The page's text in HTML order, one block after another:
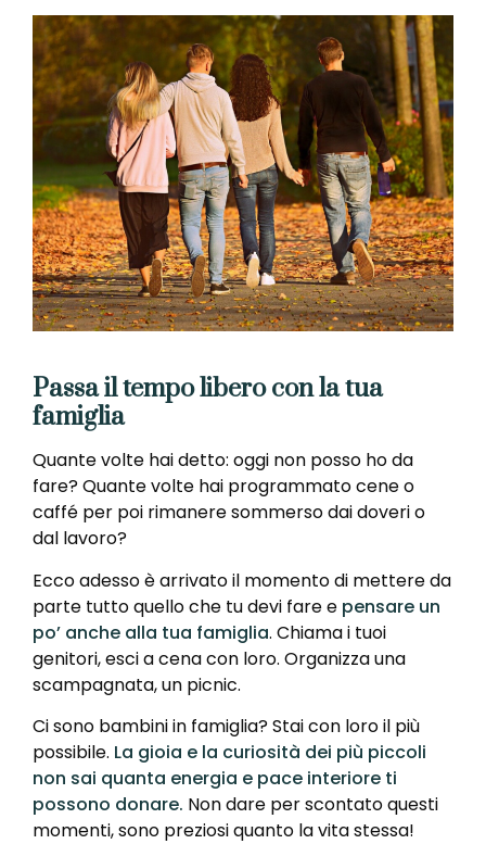
Passa il tempo libero con la tua
famiglia
Quante volte hai detto: oggi non posso ho da
fare? Quante volte hai programmato cene o
caffé per poi rimanere sommerso dai doveri o
dal lavoro?
Ecco adesso è arrivato il momento di mettere da
parte tutto quello che tu devi fare e pensare un
po’ anche alla tua famiglia. Chiama i tuoi
genitori, esci a cena con loro. Organizza una
scampagnata, un picnic.
Ci sono bambini in famiglia? Stai con loro il più
possibile. La gioia e la curiosità dei più piccoli
non sai quanta energia e pace interiore ti
possono donare. Non dare per scontato questi
momenti, sono preziosi quanto la vita stessa!